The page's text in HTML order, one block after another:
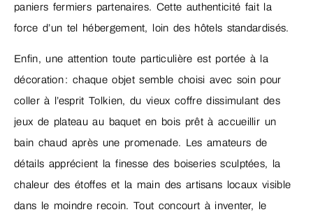
paniers fermiers partenaires. Cette authenticité fait la
force d’un tel hébergement, loin des hôtels standardisés.
Enfin, une attention toute particulière est portée à la
décoration : chaque objet semble choisi avec soin pour
coller à l’esprit Tolkien, du vieux coffre dissimulant des
jeux de plateau au baquet en bois prêt à accueillir un
bain chaud après une promenade. Les amateurs de
détails apprécient la finesse des boiseries sculptées, la
chaleur des étoffes et la main des artisans locaux visible
dans le moindre recoin. Tout concourt à inventer, le